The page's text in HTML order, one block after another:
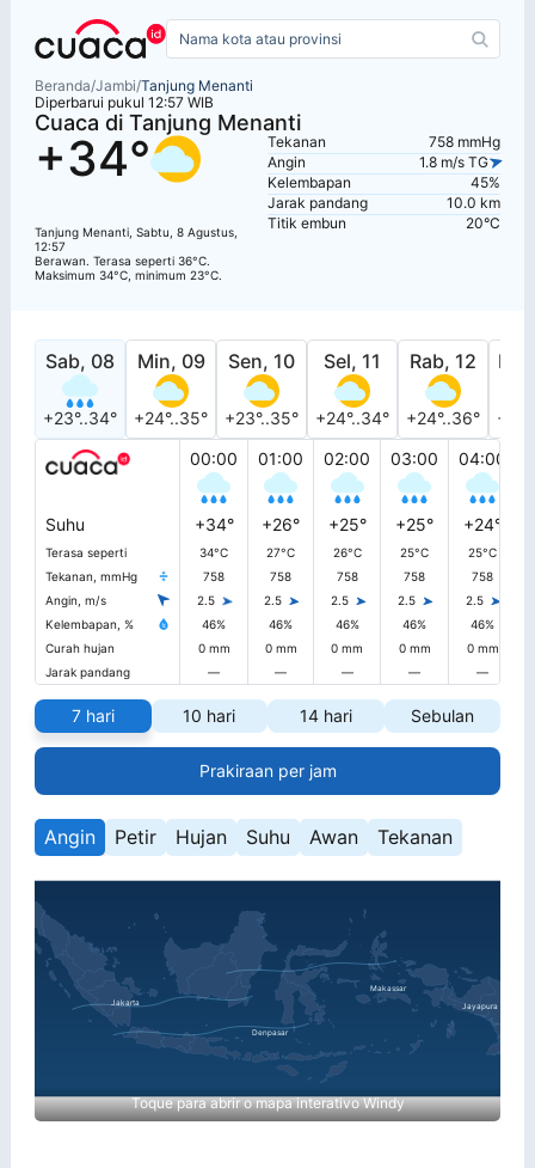
Beranda/Jambi/Tanjung Menanti
Diperbarui pukul 12:57 WIB
Cuaca di Tanjung Menanti
+34°
Tanjung Menanti, Sabtu, 8 Agustus,
12:57
Berawan. Terasa seperti 36°C.
Maksimum 34°C, minimum 23°C.
Tekanan
758 mmHg
Angin
1.8 m/s TG
Kelembapan
45%
Jarak pandang
10.0 km
Titik embun
20°C
Sab, 08
+23°..34°
Min, 09
+24°..35°
Sen, 10
+23°..35°
Sel, 11
+24°..34°
Rab, 12
+24°..36°
00:00
01:00 02:00 03:00 04:00
Suhu +34° +26° +25° +25° +24°
Terasa seperti 34°C 27°C 26°C 25°C
25°C
Tekanan, mmHg
758 758 758 758
758
Angin, m/s
2.5 2.5 2.5 2.5 2.5
Kelembapan, %
46% 46% 46% 46%
46%
Curah hujan
0 mm 0 mm 0 mm 0 mm 0 mm
Jarak pandang
— — — — —
7 hari 10 hari 14 hari Sebulan
Prakiraan per jam
Angin Petir Hujan Suhu Awan Tekanan
Toque para abrir o mapa interativo Windy